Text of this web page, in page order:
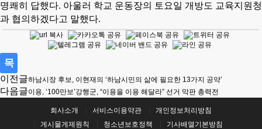
명쾌히 답했다. 아울러 학교 운동장의 토요일 개방도 교육지원청
과 협의하겠다고 말했다.
목
록
이전글하남시장 후보, 이현재의 ‘하남시민의 삶에 필요한 13가지 공약’
다음글이용, ‘100만보’강행군, “이용을 이용 해달라” 선거 막판 총력전
회사소개 서비스이용약관
개인정보처리방침
게시물게제원칙
청소년보호정책 기사배열기본방침